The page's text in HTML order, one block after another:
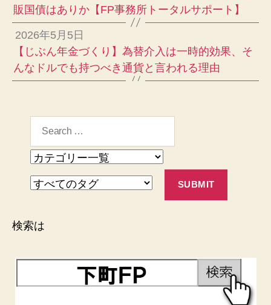
販国債はありか【FP事務所トータルサポート】
2026年5月5日
【じぶん年金づくり】為替介入は一時的効果、そ
んなドルでも持つべき通貨と言われる理由
検索は